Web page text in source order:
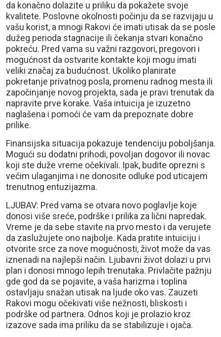
da konačno dolazite u priliku da pokažete svoje
kvalitete. Poslovne okolnosti počinju da se razvijaju u
vašu korist, a mnogi Rakovi će imati utisak da se posle
dužeg perioda stagnacije ili čekanja stvari konačno
pokreću. Pred vama su važni razgovori, pregovori i
mogućnost da ostvarite kontakte koji mogu imati
veliki značaj za budućnost. Ukoliko planirate
pokretanje privatnog posla, promenu radnog mesta ili
započinjanje novog projekta, sada je pravi trenutak da
napravite prve korake. Vaša intuicija je izuzetno
naglašena i pomoći će vam da prepoznate dobre
prilike.
Finansijska situacija pokazuje tendenciju poboljšanja.
Mogući su dodatni prihodi, povoljan dogovor ili novac
koji ste duže vreme očekivali. Ipak, budite oprezni s
većim ulaganjima i ne donosite odluke pod uticajem
trenutnog entuzijazma.
LJUBAV: Pred vama se otvara novo poglavlje koje
donosi više sreće, podrške i prilika za lični napredak.
Vreme je da sebe stavite na prvo mesto i da verujete
da zaslužujete ono najbolje. Kada pratite intuiciju i
otvorite srce za nove mogućnosti, život može da vas
iznenadi na najlepši način. Ljubavni život dolazi u prvi
plan i donosi mnogo lepih trenutaka. Privlačite pažnju
gde god da se pojavite, a vaša harizma i toplina
ostavljaju snažan utisak na ljude oko vas. Zauzeti
Rakovi mogu očekivati više nežnosti, bliskosti i
podrške od partnera. Odnos koji je prolazio kroz
izazove sada ima priliku da se stabilizuje i ojača.